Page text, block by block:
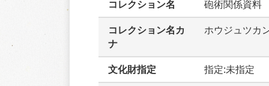
コレクション名
砲術関係資料
コレクション名カ
ナ
ホウジュツカ
文化財指定
指定:未指定